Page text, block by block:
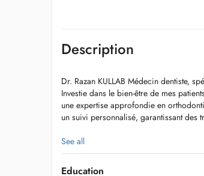
Description
Dr. Razan KULLAB Médecin dentiste,
Investie dans le bien-être de mes
une expertise approfondie en
un suivi personnalisé, garantissant des
Spécialités et soins proposés :
-Orthodontie sur mesure : Aligneurs
appareils orthopédiques pour guider la
See all
Education